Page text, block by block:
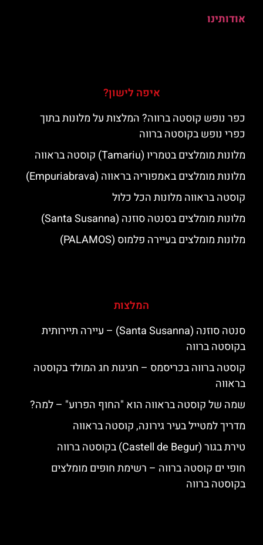
אודותינו
איפה לישון?
כפר נופש קוסטה ברווה? המלצות על מלונות בתוך
כפרי נופש בקוסטה ברווה
מלונות מומלצים בטמריו (Tamariu) קוסטה בראווה
מלונות מומלצים באמפוריה בראווה (Empuriabrava)
קוסטה בראווה מלונות הכל כלול
מלונות מומלצים בסנטה סוזנה (Santa Susanna)
מלונות מומלצים בעיירה פלמוס (PALAMOS)
המלצות
סנטה סוזנה (Santa Susanna) – עיירה תיירותית
בקוסטה ברווה
קוסטה ברווה בכריסמס – חגיגות חג המולד בקוסטה
בראווה
שמה של קוסטה בראווה הוא "החוף הפרוע" – למה?
מדריך למטייל בעיר גירונה, קוסטה בראווה
טירת בגור (Castell de Begur) בקוסטה ברווה
חופי ים קוסטה ברווה – רשימת חופים מומלצים
בקוסטה ברווה